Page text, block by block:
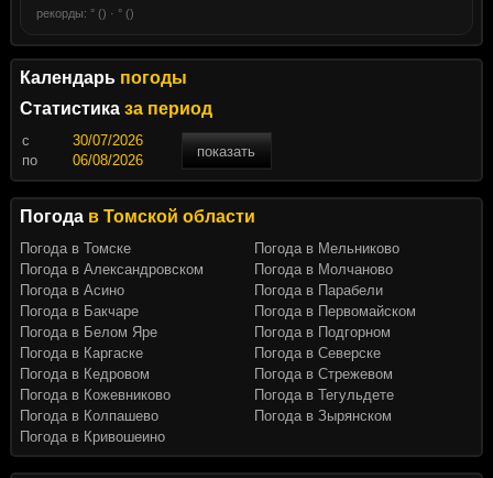
рекорды: ° () · ° ()
Календарь погоды
Статистика за период
c
показать
по
Погода в Томской области
Погода в Томске
Погода в Александровском
Погода в Асино
Погода в Бакчаре
Погода в Белом Яре
Погода в Каргаске
Погода в Кедровом
Погода в Кожевниково
Погода в Колпашево
Погода в Кривошеино
Погода в Мельниково
Погода в Молчаново
Погода в Парабели
Погода в Первомайском
Погода в Подгорном
Погода в Северске
Погода в Стрежевом
Погода в Тегульдете
Погода в Зырянском